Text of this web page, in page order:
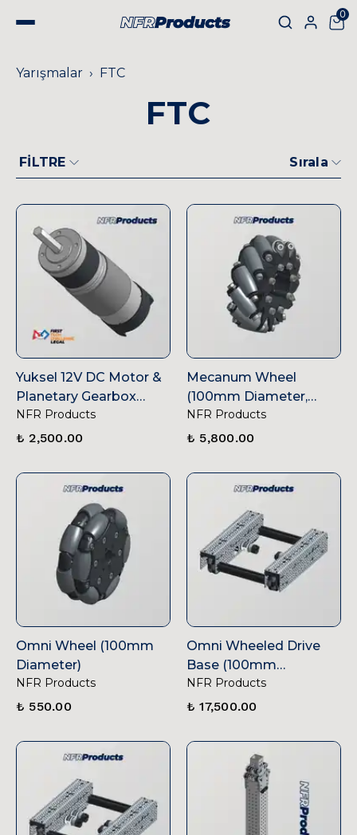
0
Yarışmalar FTC
FTC
FİLTRE Sırala
Yuksel 12V DC Motor &
Planetary Gearbox
(19.2/1 Gearbox)(Pre-
Order)
NFR Products
₺ 2,500.00
Mecanum Wheel
(100mm Diameter,
Bearing Supported
Rollers, 4'lü Set)
NFR Products
₺ 5,800.00
Omni Wheel (100mm
Diameter)
NFR Products
₺ 550.00
Omni Wheeled Drive
Base (100mm
Diameter, Sheetos
Pattern)
NFR Products
₺ 17,500.00